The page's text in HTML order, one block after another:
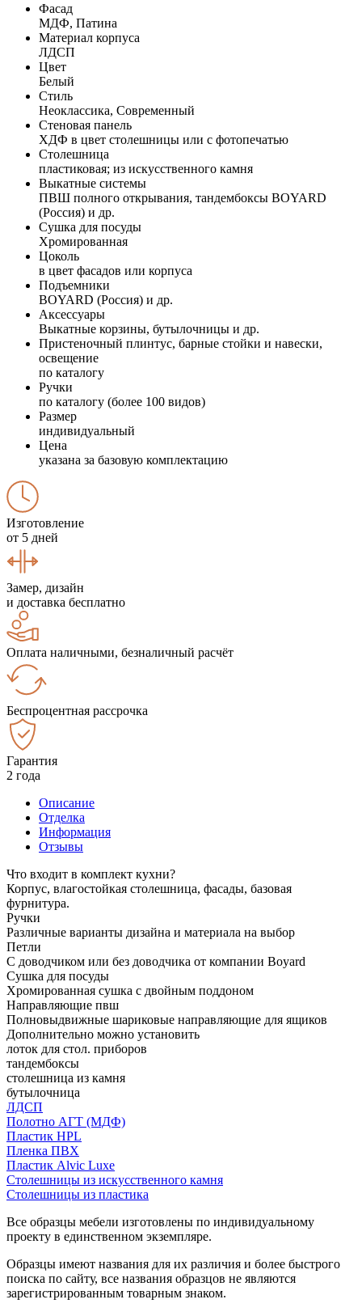
Фасад
МДФ, Патина
Материал корпуса
ЛДСП
Цвет
Белый
Стиль
Неоклассика, Современный
Стеновая панель
ХДФ в цвет столешницы или с фотопечатью
Столешница
пластиковая; из искусственного камня
Выкатные системы
ПВШ полного открывания, тандембоксы BOYARD
(Россия) и др.
Сушка для посуды
Хромированная
Цоколь
в цвет фасадов или корпуса
Подъемники
BOYARD (Россия) и др.
Аксессуары
Выкатные корзины, бутылочницы и др.
Пристеночный плинтус, барные стойки и навески,
освещение
по каталогу
Ручки
по каталогу (более 100 видов)
Размер
индивидуальный
Цена
указана за базовую комплектацию
Изготовление
от 5 дней
Замер, дизайн
и доставка бесплатно
Оплата наличными, безналичный расчёт
Беспроцентная рассрочка
Гарантия
2 года
Описание
Отделка
Информация
Отзывы
Что входит в комплект кухни?
Корпус, влагостойкая столешница, фасады, базовая
фурнитура.
Ручки
Различные варианты дизайна и материала на выбор
Петли
С доводчиком или без доводчика от компании Boyard
Сушка для посуды
Хромированная сушка с двойным поддоном
Направляющие пвш
Полновыдвижные шариковые направляющие для ящиков
Дополнительно можно установить
лоток для стол. приборов
тандембоксы
столешница из камня
бутылочница
ЛДСП
Полотно АГТ (МДФ)
Пластик HPL
Пленка ПВХ
Пластик Alvic Luxe
Столешницы из искусственного камня
Столешницы из пластика
Все образцы мебели изготовлены по индивидуальному
проекту в единственном экземпляре.
Образцы имеют названия для их различия и более быстрого
поиска по сайту, все названия образцов не являются
зарегистрированным товарным знаком.